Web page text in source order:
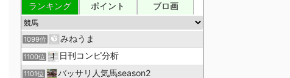
ランキング ポイント ブロ画
1099位 みねうま
1100位 日刊コンピ分析
1101位 バッサリ人気馬season2